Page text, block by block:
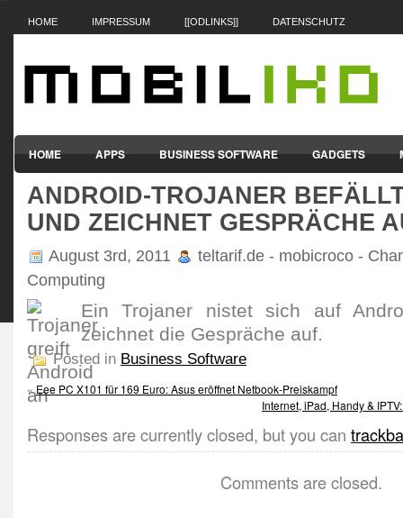
HOME IMPRESSUM [[ODLINKS]] DATENSCHUTZ
HOME APPS BUSINESS SOFTWARE GADGETS
SMARTPHONES & HANDYS TABLET-PCS VERTRÄGE &
ANDROID-TROJANER
UND ZEICHNET GESPRÄCHE
August 3rd, 2011
teltarif.de - mobicroco -
Computing
Ein Trojaner nistet sich auf
zeichnet die Gespräche auf.
Posted in Business Software
«Eee PC X101 für 169 Euro: Asus eröffnet Netbook-Preiskampf
Internet, iPad, Handy &
Responses are currently closed, but you can
Comments are closed.